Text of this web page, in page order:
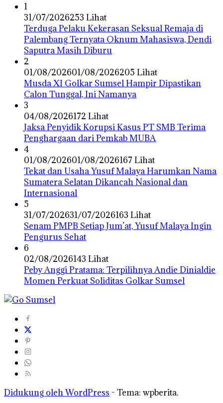
1
31/07/2026253 Lihat
Terduga Pelaku Kekerasan Seksual Remaja di
Palembang Ternyata Oknum Mahasiswa, Dendi
Saputra Masih Diburu
2
01/08/202601/08/2026205 Lihat
Musda XI Golkar Sumsel Hampir Dipastikan
Calon Tunggal, Ini Namanya
3
04/08/2026172 Lihat
Jaksa Penyidik Korupsi Kasus PT SMB Terima
Penghargaan dari Pemkab MUBA
4
01/08/202601/08/2026167 Lihat
Tekat dan Usaha Yusuf Malaya Harumkan Nama
Sumatera Selatan Dikancah Nasional dan
Internasional
5
31/07/202631/07/2026163 Lihat
Senam PMPB Setiap Jum’at, Yusuf Malaya Ingin
Pengurus Sehat
6
02/08/2026143 Lihat
Peby Anggi Pratama: Terpilihnya Andie Dinialdie
Momen Perkuat Soliditas Golkar Sumsel
Didukung oleh WordPress - Tema: wpberita.